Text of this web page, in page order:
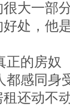
大一部
处，他
正的房奴
都感同身
还动不